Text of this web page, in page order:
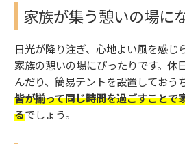
家族が集う憩いの場に
日光が降り注ぎ、心地よい風を感じ
家族の憩いの場にぴったりです。休
んだり、簡易テントを設置しておう
皆が揃って同じ時間を過ごすことで
るでしょう。